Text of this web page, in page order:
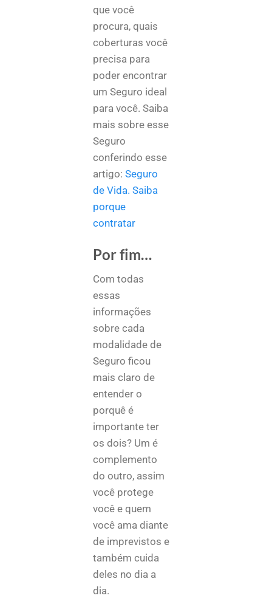
que você
procura, quais
coberturas você
precisa para
poder encontrar
um Seguro ideal
para você. Saiba
mais sobre esse
Seguro
conferindo esse
artigo:Seguro
de Vida. Saiba
porque
contratar
Por fim…
Com todas
essas
informações
sobre cada
modalidade de
Seguro ficou
mais claro de
entender o
porquê é
importante ter
os dois? Um é
complemento
do outro, assim
você protege
você e quem
você ama diante
de imprevistos e
também cuida
deles no dia a
dia.